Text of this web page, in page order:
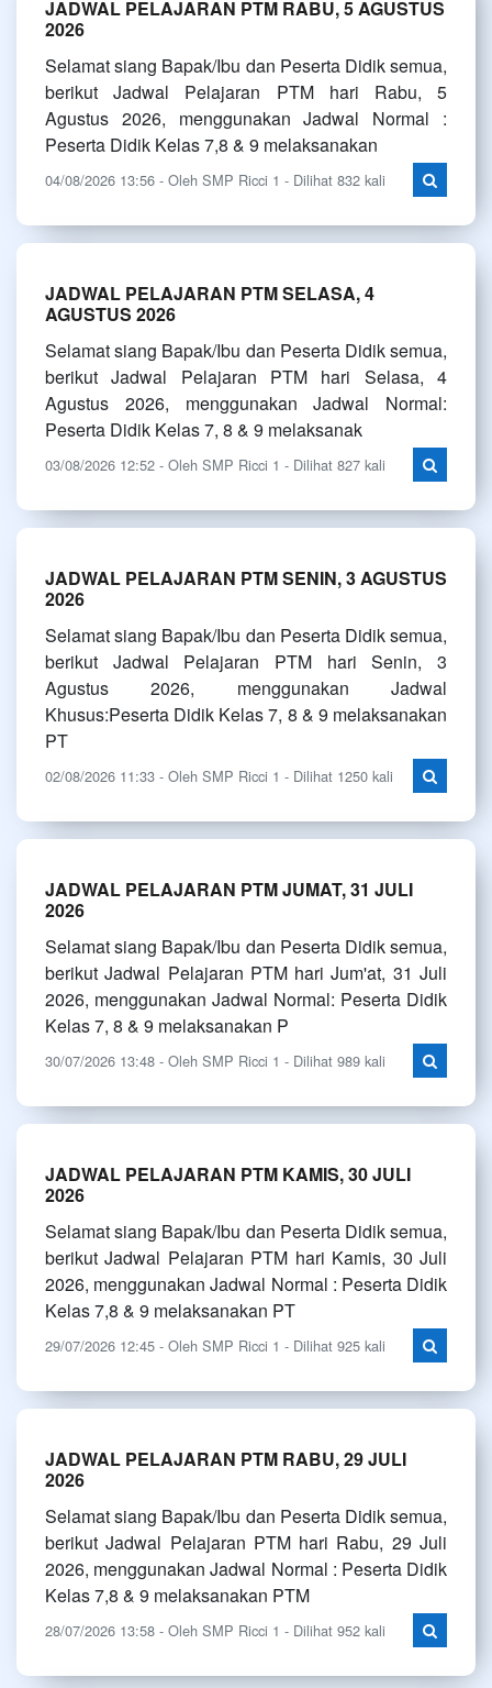
JADWAL PELAJARAN PTM RABU, 5 AGUSTUS
2026
Selamat siang Bapak/Ibu dan Peserta Didik semua,
berikut Jadwal Pelajaran PTM hari Rabu, 5
Agustus 2026, menggunakan Jadwal Normal :
Peserta Didik Kelas 7,8 & 9 melaksanakan
04/08/2026 13:56 - Oleh SMP Ricci 1 - Dilihat 832 kali
JADWAL PELAJARAN PTM SELASA, 4
AGUSTUS 2026
Selamat siang Bapak/Ibu dan Peserta Didik semua,
berikut Jadwal Pelajaran PTM hari Selasa, 4
Agustus 2026, menggunakan Jadwal Normal:
Peserta Didik Kelas 7, 8 & 9 melaksanak
03/08/2026 12:52 - Oleh SMP Ricci 1 - Dilihat 827 kali
JADWAL PELAJARAN PTM SENIN, 3 AGUSTUS
2026
Selamat siang Bapak/Ibu dan Peserta Didik semua,
berikut Jadwal Pelajaran PTM hari Senin, 3
Agustus 2026, menggunakan Jadwal
Khusus:Peserta Didik Kelas 7, 8 & 9 melaksanakan
PT
02/08/2026 11:33 - Oleh SMP Ricci 1 - Dilihat 1250 kali
JADWAL PELAJARAN PTM JUMAT, 31 JULI
2026
Selamat siang Bapak/Ibu dan Peserta Didik semua,
berikut Jadwal Pelajaran PTM hari Jum'at, 31 Juli
2026, menggunakan Jadwal Normal: Peserta Didik
Kelas 7, 8 & 9 melaksanakan P
30/07/2026 13:48 - Oleh SMP Ricci 1 - Dilihat 989 kali
JADWAL PELAJARAN PTM KAMIS, 30 JULI
2026
Selamat siang Bapak/Ibu dan Peserta Didik semua,
berikut Jadwal Pelajaran PTM hari Kamis, 30 Juli
2026, menggunakan Jadwal Normal : Peserta Didik
Kelas 7,8 & 9 melaksanakan PT
29/07/2026 12:45 - Oleh SMP Ricci 1 - Dilihat 925 kali
JADWAL PELAJARAN PTM RABU, 29 JULI
2026
Selamat siang Bapak/Ibu dan Peserta Didik semua,
berikut Jadwal Pelajaran PTM hari Rabu, 29 Juli
2026, menggunakan Jadwal Normal : Peserta Didik
Kelas 7,8 & 9 melaksanakan PTM
28/07/2026 13:58 - Oleh SMP Ricci 1 - Dilihat 952 kali